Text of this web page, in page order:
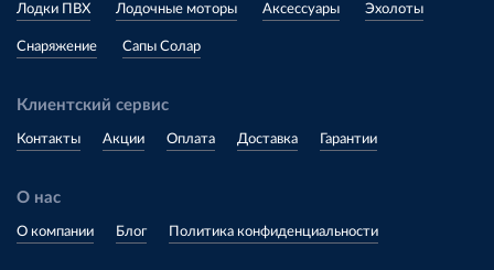
Лодки ПВХ Лодочные моторы Аксессуары Эхолоты
Снаряжение Сапы Солар
Клиентский сервис
Контакты Акции Оплата Доставка Гарантии
О нас
О компании Блог Политика конфиденциальности